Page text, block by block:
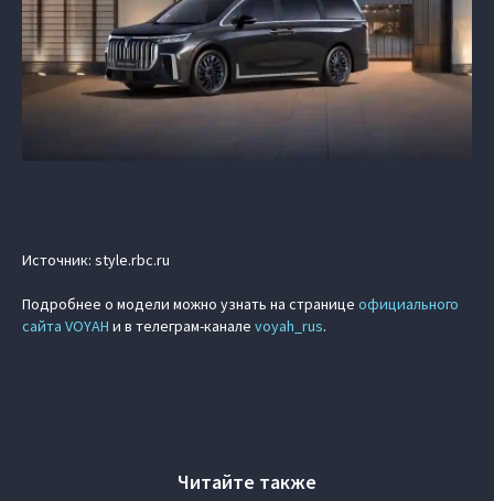
Источник: style.rbc.ru
Подробнее о модели можно узнать на странице официального
сайта VOYAH и в телеграм-канале voyah_rus.
Читайте также